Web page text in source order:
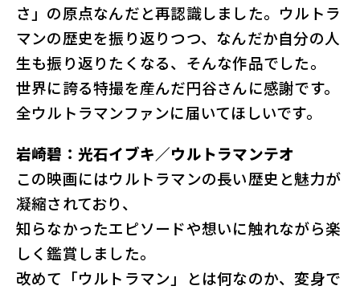
さ」の原点なんだと再認識しました。ウルトラ
マンの歴史を振り返りつつ、なんだか自分の人
生も振り返りたくなる、そんな作品でした。
世界に誇る特撮を産んだ円谷さんに感謝です。
全ウルトラマンファンに届いてほしいです。
岩崎碧：光石イブキ／ウルトラマンテオ
この映画にはウルトラマンの長い歴史と魅力が
凝縮されており、
知らなかったエピソードや想いに触れながら楽
しく鑑賞しました。
改めて「ウルトラマン」とは何なのか、変身で